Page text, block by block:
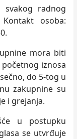
svakog radnog
osoba:
mora biti
iznosa
do 5-tog u
zakupnine su
i grejanja.
u postupku
se utvrđuje